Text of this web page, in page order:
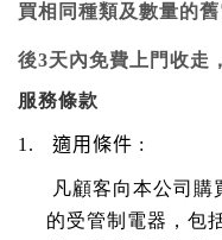
買相同種類及數量的
後3天內免費 上門收走
服務條款
1. 適用條件 :
凡顧客向本公司購
的受管制電器，包